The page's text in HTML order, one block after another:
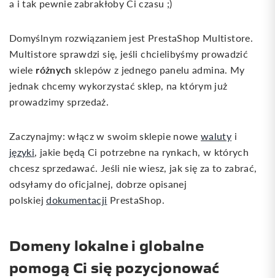
a i tak pewnie zabrakłoby Ci czasu ;)
Domyślnym rozwiązaniem jest PrestaShop Multistore.
Multistore sprawdzi się, jeśli chcielibyśmy prowadzić
wiele różnych sklepów z jednego panelu admina. My
jednak chcemy wykorzystać sklep, na którym już
prowadzimy sprzedaż.
Zaczynajmy: włącz w swoim sklepie nowewaluty i
języki, jakie będą Ci potrzebne na rynkach, w których
chcesz sprzedawać. Jeśli nie wiesz, jak się za to zabrać,
odsyłamy do oficjalnej, dobrze opisanej
polskiejdokumentacji PrestaShop.
Domeny lokalne i globalne
pomogą Ci się pozycjonować